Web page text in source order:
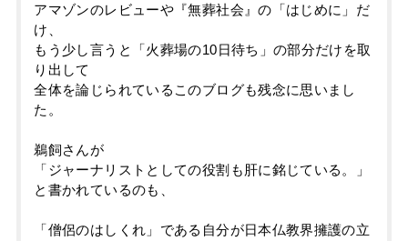
アマゾンのレビューや『無葬社会』の「はじめに」だ
け、
もう少し言うと「火葬場の10日待ち」の部分だけを取
り出して
全体を論じられているこのブログも残念に思いまし
た。
鵜飼さんが
「ジャーナリストとしての役割も肝に銘じている。」
と書かれているのも、
「僧侶のはしくれ」である自分が日本仏教界擁護の立